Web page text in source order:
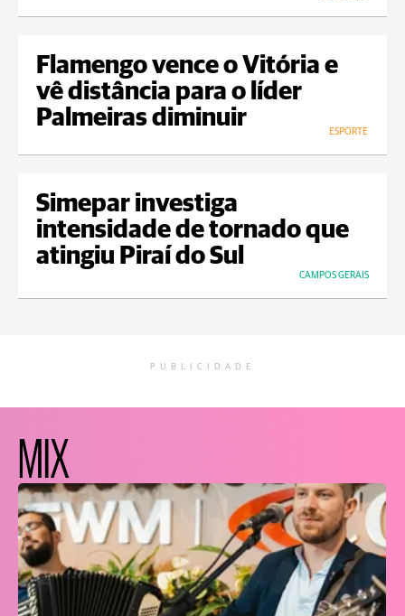
Flamengo vence o Vitória e
vê distância para o líder
Palmeiras diminuir
ESPORTE
Simepar investiga
intensidade de tornado que
atingiu Piraí do Sul
CAMPOS GERAIS
PUBLICIDADE
MIX